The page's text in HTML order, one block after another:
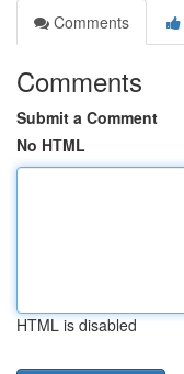
Comments
Comments
Submit a Comment
No HTML
HTML is disabled